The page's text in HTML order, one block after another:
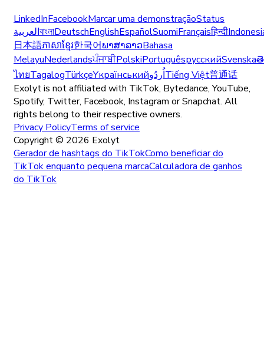
LinkedInFacebookMarcar uma demonstraçãoStatus
العربيةবাংলাDeutschEnglishEspañolSuomiFrançaisहिन्दी
日本語ភាសាខ្មែរ한국어ພາສາລາວBahasa
MelayuNederlandsਪੰਜਾਬੀPolskiPortuguêsрусскийSvenska
ไทยTagalogTürkçeYкраїнськийاُردُوTiếng Việt普通话
Exolyt is not affiliated with TikTok, Bytedance, YouTube,
Spotify, Twitter, Facebook, Instagram or Snapchat. All
rights belong to their respective owners.
Privacy PolicyTerms of service
Copyright © 2026 Exolyt
Gerador de hashtags do TikTokComo beneficiar do
TikTok enquanto pequena marcaCalculadora de ganhos
do TikTok